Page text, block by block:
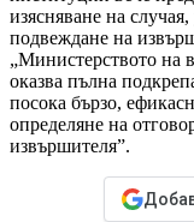
изясняване на
подвеждане на
„Министерството на
оказва пълна
посока бързо,
определяне на
извършителя”.